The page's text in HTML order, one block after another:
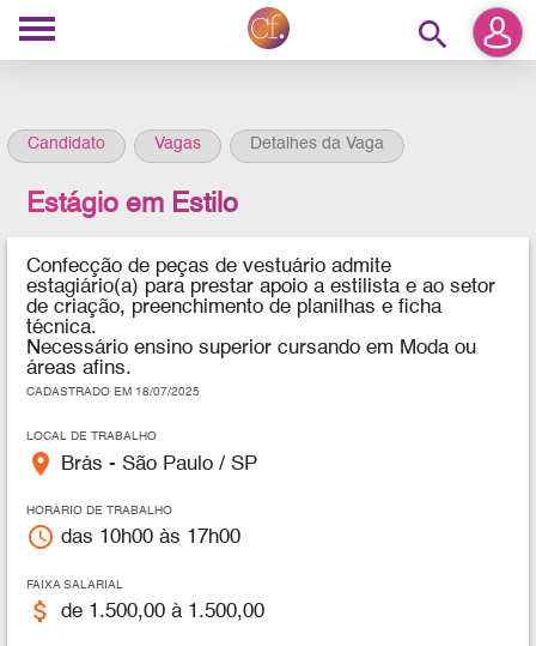
search
Candidato Vagas Detalhes da Vaga
Estágio em Estilo
Confecção de peças de vestuário admite
estagiário(a) para prestar apoio a estilista e ao setor
de criação, preenchimento de planilhas e ficha
técnica.
Necessário ensino superior cursando em Moda ou
áreas afins.
CADASTRADO EM 18/07/2025
LOCAL DE TRABALHO
place Brás - São Paulo / SP
HORÁRIO DE TRABALHO
access_time das 10h00 às 17h00
FAIXA SALARIAL
attach_money de 1.500,00 à 1.500,00